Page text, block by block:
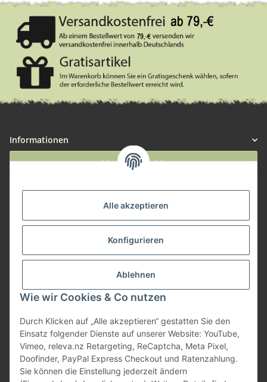
Alle akzeptieren
Konfigurieren
Ablehnen
Wie wir Cookies & Co nutzen
Durch Klicken auf „Alle akzeptieren“ gestatten Sie den
Einsatz folgender Dienste auf unserer Website: YouTube,
Vimeo, releva.nz Retargeting, ReCaptcha, Meta Pixel,
Doofinder, PayPal Express Checkout und Ratenzahlung.
Sie können die Einstellung jederzeit ändern
Informationen
Widerruf anmelden
Herstellerinformationen